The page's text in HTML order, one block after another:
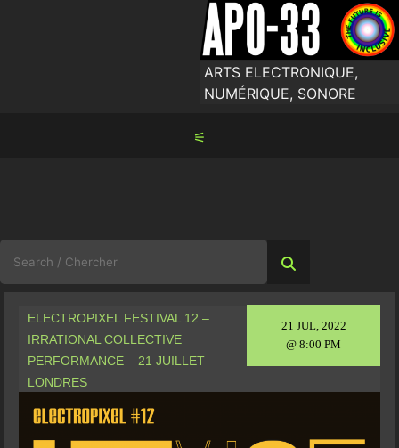
ARTS ELECTRONIQUE,
NUMÉRIQUE, SONORE
⚟
for:
21 JUL, 2022
@ 8:00 PM
ELECTROPIXEL FESTIVAL 12 –
IRRATIONAL COLLECTIVE
PERFORMANCE – 21 JUILLET –
LONDRES